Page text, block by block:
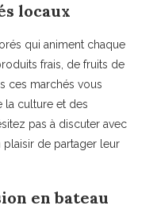
locaux
qui animent chaque
frais, de fruits de
ces marchés vous
la culture et des
pas à discuter avec
de partager leur
en bateau